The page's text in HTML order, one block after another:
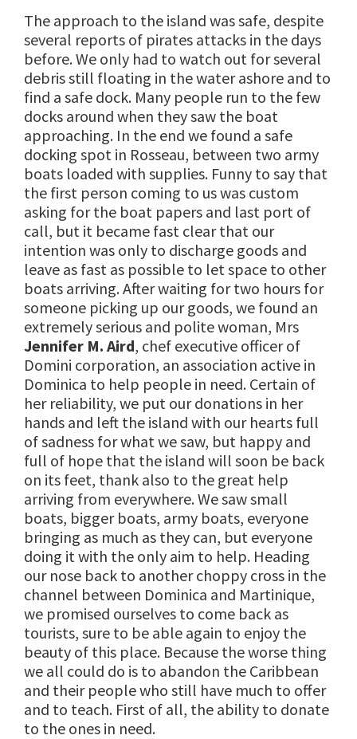
The approach to the island was safe, despite
several reports of pirates attacks in the days
before. We only had to watch out for several
debris still floating in the water ashore and to
find a safe dock. Many people run to the few
docks around when they saw the boat
approaching. In the end we found a safe
docking spot in Rosseau, between two army
boats loaded with supplies. Funny to say that
the first person coming to us was custom
asking for the boat papers and last port of
call, but it became fast clear that our
intention was only to discharge goods and
leave as fast as possible to let space to other
boats arriving. After waiting for two hours for
someone picking up our goods, we found an
extremely serious and polite woman, Mrs
Jennifer M. Aird, chef executive officer of
Domini corporation, an association active in
Dominica to help people in need. Certain of
her reliability, we put our donations in her
hands and left the island with our hearts full
of sadness for what we saw, but happy and
full of hope that the island will soon be back
on its feet, thank also to the great help
arriving from everywhere. We saw small
boats, bigger boats, army boats, everyone
bringing as much as they can, but everyone
doing it with the only aim to help. Heading
our nose back to another choppy cross in the
channel between Dominica and Martinique,
we promised ourselves to come back as
tourists, sure to be able again to enjoy the
beauty of this place. Because the worse thing
we all could do is to abandon the Caribbean
and their people who still have much to offer
and to teach. First of all, the ability to donate
to the ones in need.